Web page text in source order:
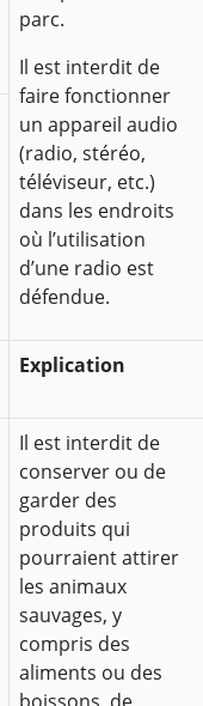
parc.
Il est interdit de
faire fonctionner
un appareil audio
(radio, stéréo,
téléviseur, etc.)
dans les endroits
où l’utilisation
d’une radio est
défendue.
Explication
Il est interdit de
conserver ou de
garder des
produits qui
pourraient attirer
les animaux
sauvages, y
compris des
aliments ou des